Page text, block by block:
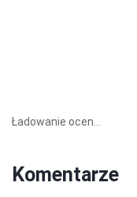
Ładowanie ocen...
Komentarze